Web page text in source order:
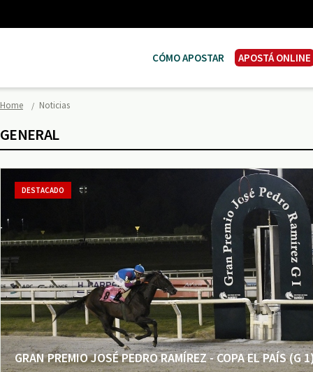
CÓMO APOSTAR APOSTÁ ONLINE
Home Noticias
GENERAL
GRAN PREMIO JOSÉ PEDRO RAMÍREZ - COPA EL PAÍS (G
DESTACADO